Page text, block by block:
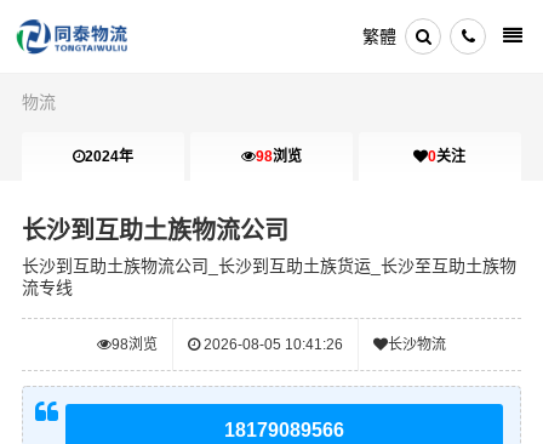
繁體
物流
2024年 98浏览 0关注
长沙到互助土族物流公司
长沙到互助土族物流公司_长沙到互助土族货运_长沙至互助土族物
流专线
98浏览 2026-08-05 10:41:26 长沙物流
18179089566